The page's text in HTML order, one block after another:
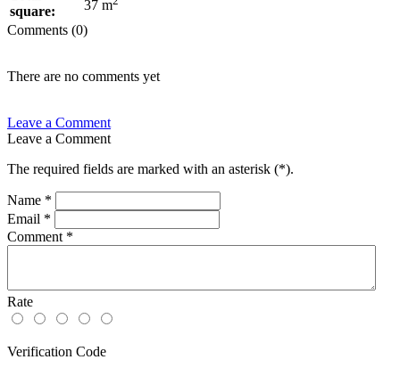
square:
37 m
Comments (0)
There are no comments yet
Leave a Comment
Leave a Comment
The required fields are marked with an asterisk (*).
Name *
Email *
Comment *
Rate
Verification Code